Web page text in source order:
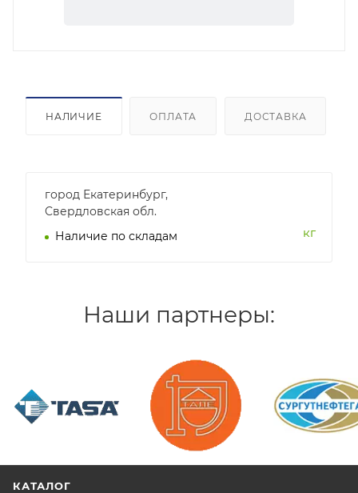
НАЛИЧИЕ ОПЛАТА ДОСТАВКА
город Екатеринбург,
Свердловская обл.
Наличие по складам
кг
Наши партнеры:
КАТАЛОГ